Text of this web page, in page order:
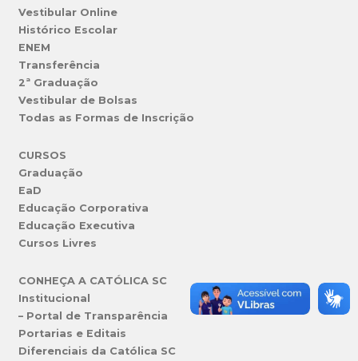
Vestibular Online
Histórico Escolar
ENEM
Transferência
2ª Graduação
Vestibular de Bolsas
Todas as Formas de Inscrição
CURSOS
Graduação
EaD
Educação Corporativa
Educação Executiva
Cursos Livres
CONHEÇA A CATÓLICA SC
Institucional
– Portal de Transparência
Portarias e Editais
Diferenciais da Católica SC